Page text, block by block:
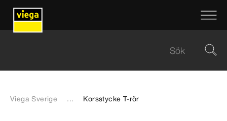
Viega Sverige ... Korsstycke T-rör